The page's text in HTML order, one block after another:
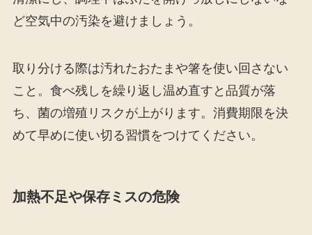
ど空気中の汚染を避けましょう。
取り分ける際は汚れたおたまや箸を使い回さない
こと。食べ残しを繰り返し温め直すと品質が落
ち、菌の増殖リスクが上がります。消費期限を決
めて早めに使い切る習慣をつけてください。
加熱不足や保存ミスの危険